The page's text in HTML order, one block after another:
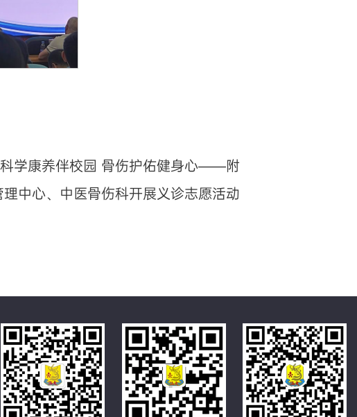
科学康养伴校园 骨伤护佑健身心——附
理中心、中医骨伤科开展义诊志愿活动